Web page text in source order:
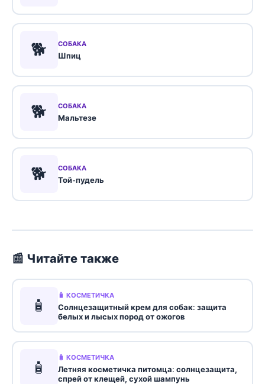
🐕 СОБАКА
Шпиц
🐕 СОБАКА
Мальтезе
🐕 СОБАКА
Той-пудель
📰 Читайте также
🧴
🧴 КОСМЕТИЧКА
Солнцезащитный крем для собак: защита
белых и лысых пород от ожогов
🧴
🧴 КОСМЕТИЧКА
Летняя косметичка питомца: солнцезащита,
спрей от клещей, сухой шампунь